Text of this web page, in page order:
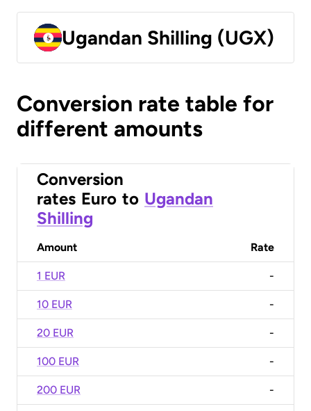
Ugandan Shilling (UGX)
Conversion rate table for
different amounts
Conversion
rates Euro to Ugandan
Shilling
Amount Rate
1 EUR -
10 EUR -
20 EUR -
100 EUR -
200 EUR -